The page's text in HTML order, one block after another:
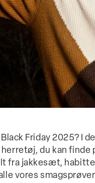
Friday 2025? I
du kan finde
fra jakkesæt,
vores smagsprøver